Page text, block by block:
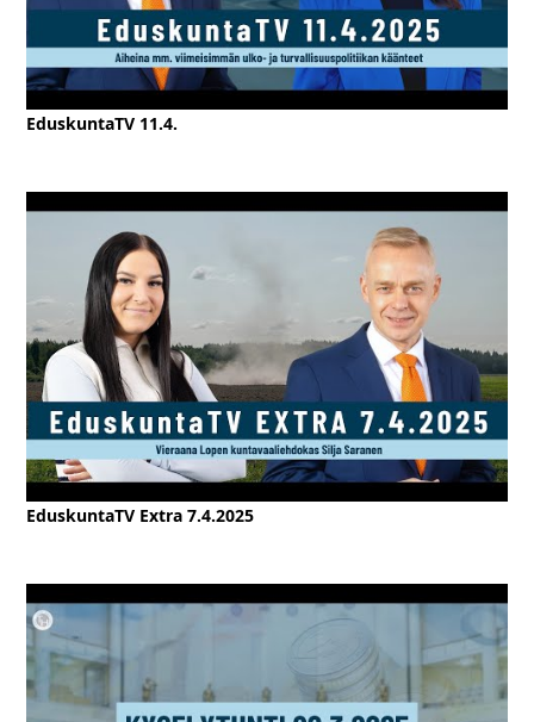
EduskuntaTV 11.4.
EduskuntaTV Extra 7.4.2025